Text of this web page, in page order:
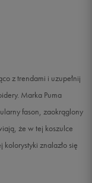
z trendami i uzupełnij
Marka Puma
fason, zaokrąglony
że w tej koszulce
znalazło się